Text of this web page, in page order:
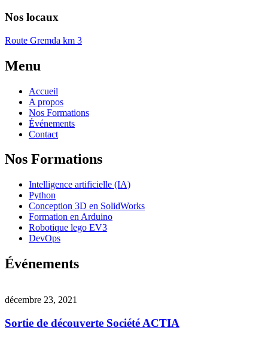
Nos locaux
Route Gremda km 3
Menu
Accueil
A propos
Nos Formations
Événements
Contact
Nos Formations
Intelligence artificielle (IA)
Python
Conception 3D en SolidWorks
Formation en Arduino
Robotique lego EV3
DevOps
Événements
décembre 23, 2021
Sortie de découverte Société ACTIA